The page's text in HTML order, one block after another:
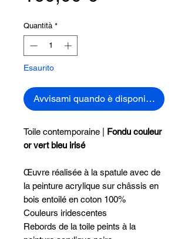
Quantità *
Esaurito
Avvisami quando è disponibile
Toile contemporaine | Fondu couleur
or vert bleu irisé
Œuvre réalisée à la spatule avec de
la peinture acrylique sur châssis en
bois entoilé en coton 100%
Couleurs iridescentes
Rebords de la toile peints à la